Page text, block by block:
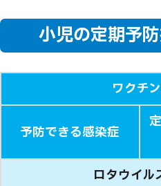
小児の定期予
ワクチ
予防できる感染症
ロタウイル